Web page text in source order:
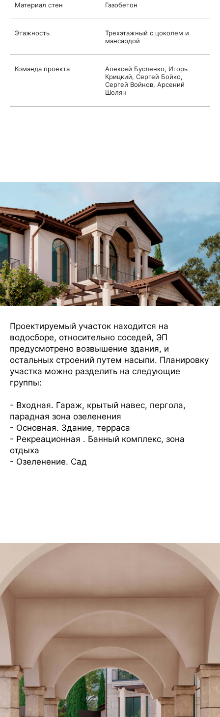
Материал стен Газобетон
Этажность
Трехэтажный с цоколем и
мансардой
Команда проекта
Алексей Бусленко, Игорь
Крицкий, Сергей Бойко,
Сергей Войнов, Apceний
Шoлян
Проектируемый участок находится на
водосборе, относительно соседей, ЭП
предусмотрено возвышение здания, и
остальных строений путем насыпи. Планировку
участка можно разделить на следующие
группы:
- Входная. Гараж, крытый навес, пергола,
парадная зона озеленения
- Основная. Здание, терраса
- Рекреационная . Банный комплекс, зона
отдыха
- Озеленение. Сад